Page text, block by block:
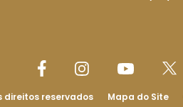
direitos reservados Mapa do Site